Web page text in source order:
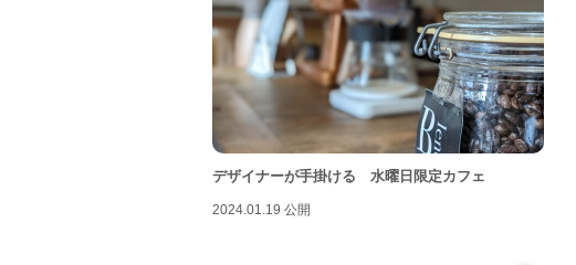
デザイナーが手掛ける 水曜日限定カフェ
2024.01.19 公開